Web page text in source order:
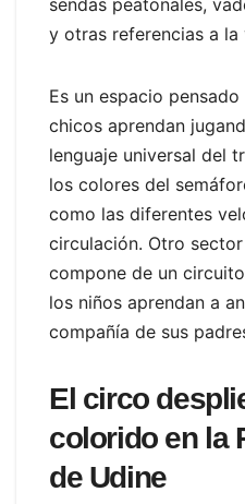
y otras referencias a la
Es un espacio
chicos aprendan
lenguaje universal del
los colores del
como las diferentes
circulación. Otro
compone de un
los niños aprendan a
compañía de sus
El circo
colorido en la
de Udine